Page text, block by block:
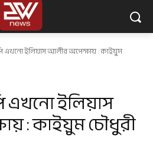
এখনো ইলিয়াস আলীর অপেক্ষায় : কাইয়ুম
এখনো ইলিয়াস
: কাইয়ুম চৌধুরী